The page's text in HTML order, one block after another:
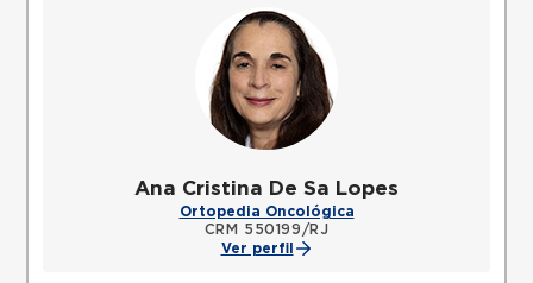
Ana Cristina De Sa Lopes
Ortopedia Oncológica
CRM 550199/RJ
Ver perfil